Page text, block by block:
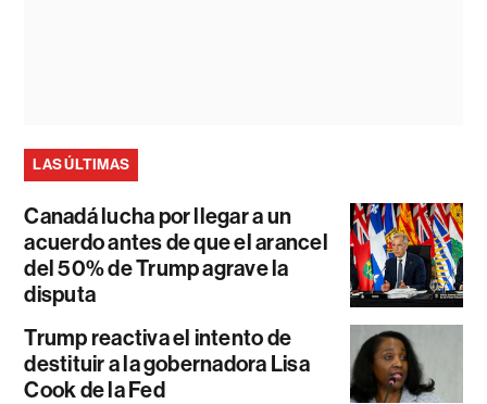
LAS ÚLTIMAS
Canadá lucha por llegar a un
acuerdo antes de que el arancel
del 50% de Trump agrave la
disputa
Trump reactiva el intento de
destituir a la gobernadora Lisa
Cook de la Fed